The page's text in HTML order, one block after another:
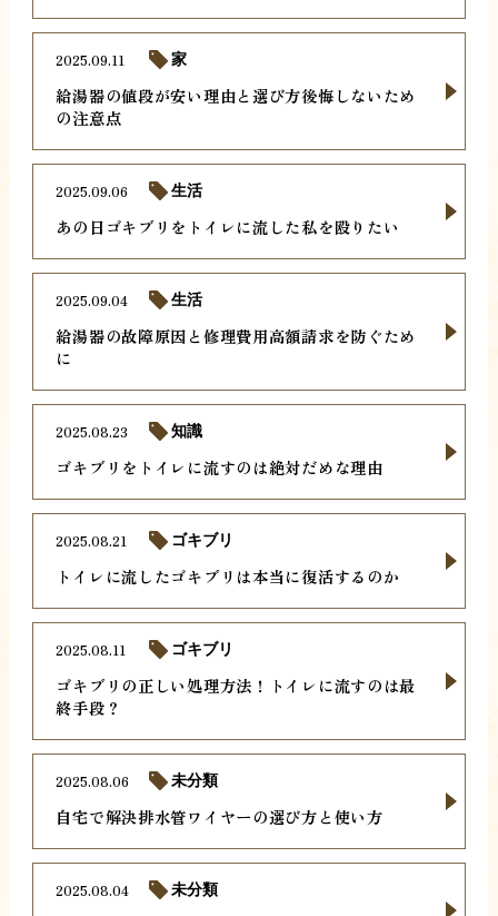
給湯器の値段が安い理由と選び方後悔しないため
の注意点
2025.09.11 家
あの日ゴキブリをトイレに流した私を殴りたい
2025.09.06 生活
給湯器の故障原因と修理費用高額請求を防ぐため
に
2025.09.04 生活
ゴキブリをトイレに流すのは絶対だめな理由
2025.08.23 知識
トイレに流したゴキブリは本当に復活するのか
2025.08.21 ゴキブリ
ゴキブリの正しい処理方法！トイレに流すのは最
終手段？
2025.08.11 ゴキブリ
自宅で解決排水管ワイヤーの選び方と使い方
2025.08.06 未分類
2025.08.04 未分類